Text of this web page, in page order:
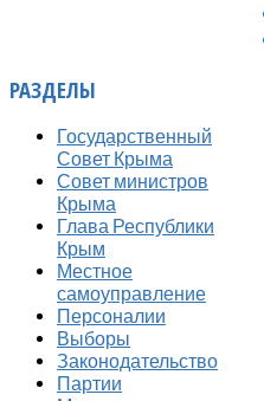
РАЗДЕЛЫ
Государственный
Совет Крыма
Совет министров
Крыма
Глава Республики
Крым
Местное
самоуправление
Персоналии
Выборы
Законодательство
Партии